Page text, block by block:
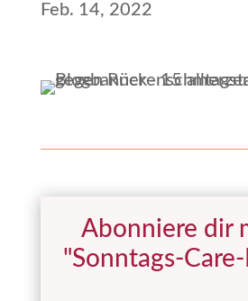
Feb. 14, 2022
Abonniere dir
"Sonntags-